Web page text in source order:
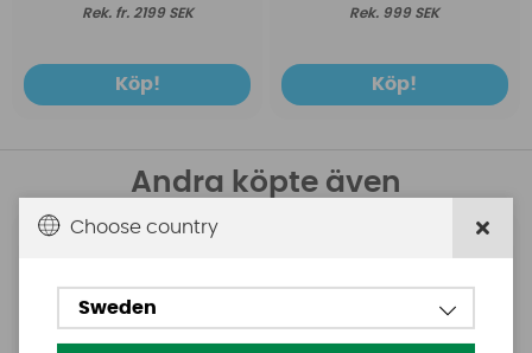
fr. 2199 SEK
Köp!
999 SEK
Köp!
Andra köpte även
SUP Pump
Choose country
Sweden